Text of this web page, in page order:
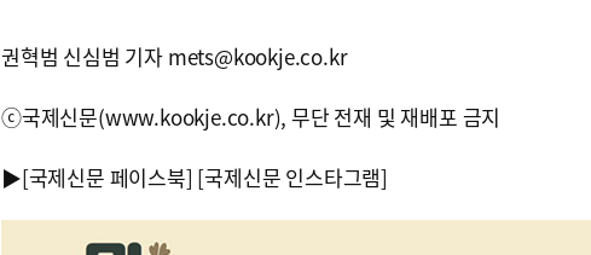
권혁범 신심범 기자 mets@kookje.co.kr
ⓒ국제신문(www.kookje.co.kr), 무단 전재 및 재배포 금지
▶[국제신문 페이스북] [국제신문 인스타그램]